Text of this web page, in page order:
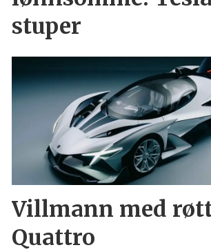
stuper
Villmann med
Quattro